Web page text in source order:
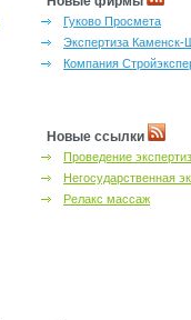
Гуково Просмета
Экспертиза Каменск-
Компания
Новые ссылки
Проведение
Негосударственная
Релакс массаж